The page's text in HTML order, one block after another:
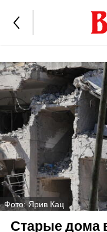
Фото: Ярив Кац
Старые дома